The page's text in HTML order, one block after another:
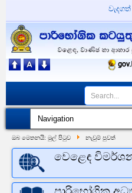
වැදගත්
ඔබ මෙතනයි: මුල් පිටුව නැවුම් පුවත්
වෙළෙඳ